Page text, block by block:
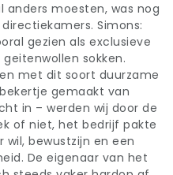
anders moesten, was nog
Simons:
gezien als exclusieve
sokken.
met dit soort duurzame
gemaakt van
in – werden wij door de
of niet, het bedrijf pakte
wil, bewustzijn en een
De eigenaar van het